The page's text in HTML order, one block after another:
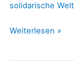
solidarische Welt
Ode
the
Weiterlesen »